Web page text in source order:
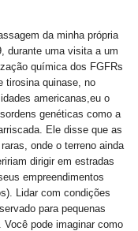
da minha própria
durante uma visita a um
química dos FGFRs
tirosina quinase, no
americanas,eu o
genéticas como a
Ele disse que as
onde o terreno ainda
dirigir em estradas
empreendimentos
Lidar com condições
para pequenas
pode imaginar como